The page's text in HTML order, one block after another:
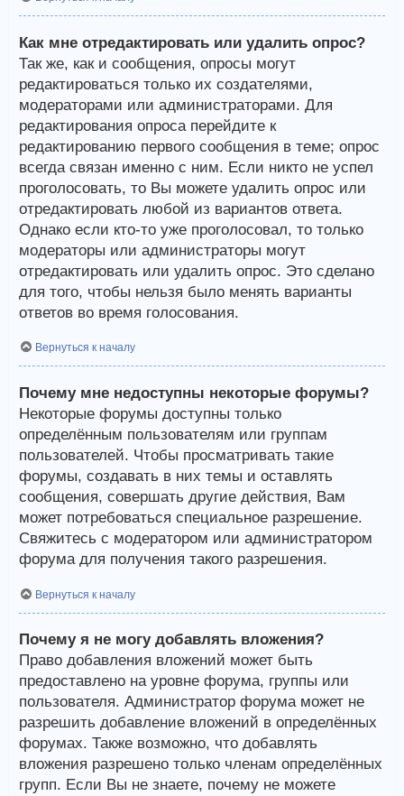
Как мне отредактировать или удалить опрос?
Так же, как и сообщения, опросы могут
редактироваться только их создателями,
модераторами или администраторами. Для
редактирования опроса перейдите к
редактированию первого сообщения в теме; опрос
всегда связан именно с ним. Если никто не успел
проголосовать, то Вы можете удалить опрос или
отредактировать любой из вариантов ответа.
Однако если кто-то уже проголосовал, то только
модераторы или администраторы могут
отредактировать или удалить опрос. Это сделано
для того, чтобы нельзя было менять варианты
ответов во время голосования.
Вернуться к началу
Почему мне недоступны некоторые форумы?
Некоторые форумы доступны только
определённым пользователям или группам
пользователей. Чтобы просматривать такие
форумы, создавать в них темы и оставлять
сообщения, совершать другие действия, Вам
может потребоваться специальное разрешение.
Свяжитесь с модератором или администратором
форума для получения такого разрешения.
Вернуться к началу
Почему я не могу добавлять вложения?
Право добавления вложений может быть
предоставлено на уровне форума, группы или
пользователя. Администратор форума может не
разрешить добавление вложений в определённых
форумах. Также возможно, что добавлять
вложения разрешено только членам определённых
групп. Если Вы не знаете, почему не можете